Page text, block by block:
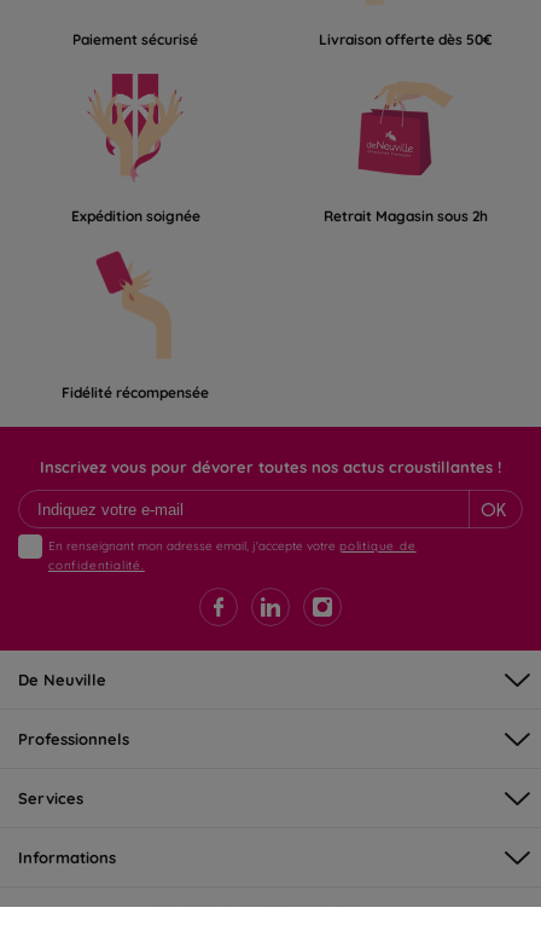
Paiement sécurisé Livraison offerte dès 50€
Expédition soignée Retrait Magasin sous 2h
Fidélité récompensée
Inscrivez vous pour dévorer toutes nos actus croustillantes !
OK
En renseignant mon adresse email, j'accepte votre politique de
confidentialité.
De Neuville
Professionnels
Services
Informations